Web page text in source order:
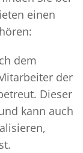
einen
dem
der
Dieser
kann auch